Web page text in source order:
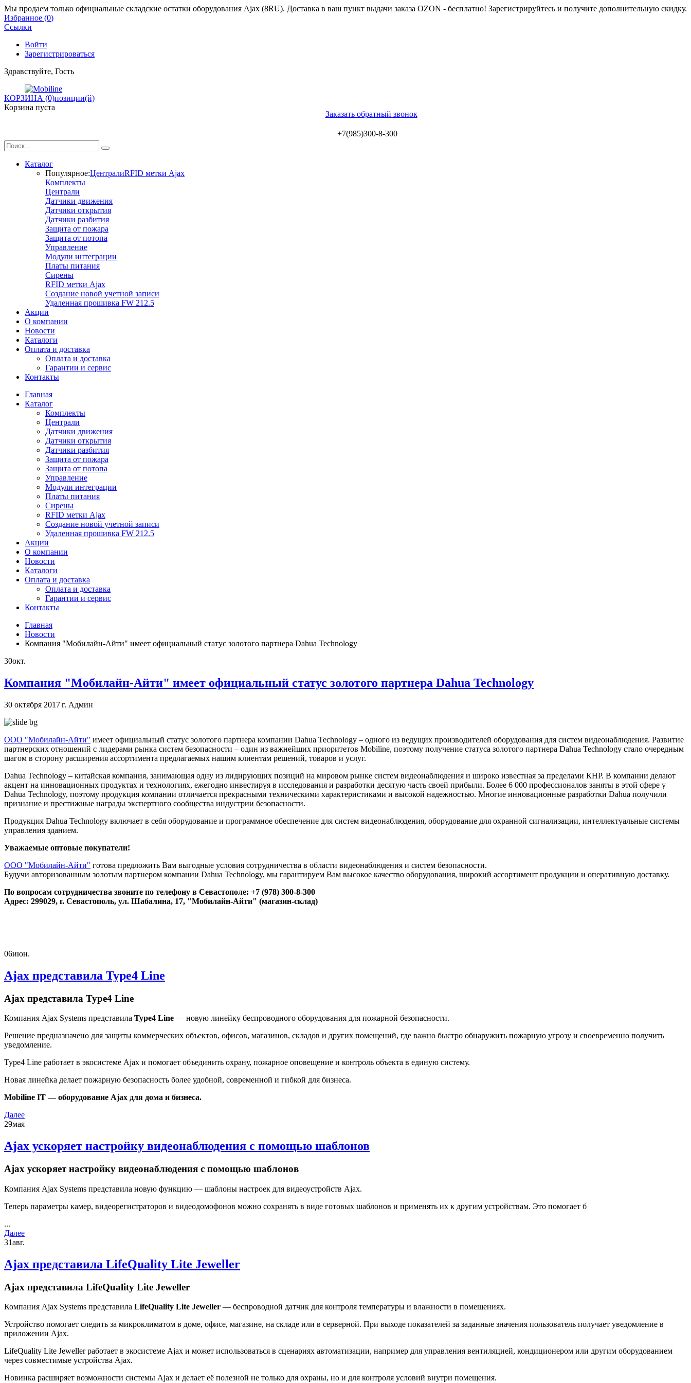
Мы продаем только официальные складские остатки оборудования Ajax (8RU). Доставка в ваш пункт выдачи заказа OZON - бесплатно! Зарегистрируйтесь и получите дополнительную скидку.
Избранное (0)
Ссылки
Войти
Зарегистрироваться
Здравствуйте, Гость
КОРЗИНА (0)позиции(й)
Корзина пуста
Заказать обратный звонок
+7(985)300-8-300
Каталог
Популярное:ЦентралиRFID метки Ajax
Комплекты
Централи
Датчики движения
Датчики открытия
Датчики разбития
Защита от пожара
Защита от потопа
Управление
Модули интеграции
Платы питания
Сирены
RFID метки Ajax
Создание новой учетной записи
Удаленная прошивка FW 212.5
Акции
О компании
Новости
Каталоги
Оплата и доставка
Оплата и доставка
Гарантии и сервис
Контакты
Главная
Каталог
Комплекты
Централи
Датчики движения
Датчики открытия
Датчики разбития
Защита от пожара
Защита от потопа
Управление
Модули интеграции
Платы питания
Сирены
RFID метки Ajax
Создание новой учетной записи
Удаленная прошивка FW 212.5
Акции
О компании
Новости
Каталоги
Оплата и доставка
Оплата и доставка
Гарантии и сервис
Контакты
Главная
Новости
Компания "Мобилайн-Айти" имеет официальный статус золотого партнера Dahua Technology
30окт.
Компания "Мобилайн-Айти" имеет официальный статус золотого партнера Dahua Technology
30 октября 2017 г. Админ
ООО "Мобилайн-Айти" имеет официальный статус золотого партнера компании Dahua Technology – одного из ведущих производителей оборудования для систем видеонаблюдения. Развитие
партнерских отношений с лидерами рынка систем безопасности – один из важнейших приоритетов Mobiline, поэтому получение статуса золотого партнера Dahua Technology стало очередным
шагом в сторону расширения ассортимента предлагаемых нашим клиентам решений, товаров и услуг.
Dahua Technology – китайская компания, занимающая одну из лидирующих позиций на мировом рынке систем видеонаблюдения и широко известная за пределами КНР. В компании делают
акцент на инновационных продуктах и технологиях, ежегодно инвестируя в исследования и разработки десятую часть своей прибыли. Более 6 000 профессионалов заняты в этой сфере у
Dahua Technology, поэтому продукция компании отличается прекрасными техническими характеристиками и высокой надежностью. Многие инновационные разработки Dahua получили
признание и престижные награды экспертного сообщества индустрии безопасности.
Продукция Dahua Technology включает в себя оборудование и программное обеспечение для систем видеонаблюдения, оборудование для охранной сигнализации, интеллектуальные системы
управления зданием.
Уважаемые оптовые покупатели!
ООО "Мобилайн-Айти" готова предложить Вам выгодные условия сотрудничества в области видеонаблюдения и систем безопасности.
Будучи авторизованным золотым партнером компании Dahua Technology, мы гарантируем Вам высокое качество оборудования, широкий ассортимент продукции и оперативную доставку.
По вопросам сотрудничества звоните по телефону в Севастополе: +7 (978) 300-8-300
Адрес: 299029, г. Севастополь, ул. Шабалина, 17, "Мобилайн-Айти" (магазин-склад)
06июн.
Ajax представила Type4 Line
Ajax представила Type4 Line
Компания Ajax Systems представила Type4 Line — новую линейку беспроводного оборудования для пожарной безопасности.
Решение предназначено для защиты коммерческих объектов, офисов, магазинов, складов и других помещений, где важно быстро обнаружить пожарную угрозу и своевременно получить
уведомление.
Type4 Line работает в экосистеме Ajax и помогает объединить охрану, пожарное оповещение и контроль объекта в единую систему.
Новая линейка делает пожарную безопасность более удобной, современной и гибкой для бизнеса.
Mobiline IT — оборудование Ajax для дома и бизнеса.
Далее
29мая
Ajax ускоряет настройку видеонаблюдения с помощью шаблонов
Ajax ускоряет настройку видеонаблюдения с помощью шаблонов
Компания Ajax Systems представила новую функцию — шаблоны настроек для видеоустройств Ajax.
Теперь параметры камер, видеорегистраторов и видеодомофонов можно сохранять в виде готовых шаблонов и применять их к другим устройствам. Это помогает б
...
Далее
31авг.
Ajax представила LifeQuality Lite Jeweller
Ajax представила LifeQuality Lite Jeweller
Компания Ajax Systems представила LifeQuality Lite Jeweller — беспроводной датчик для контроля температуры и влажности в помещениях.
Устройство помогает следить за микроклиматом в доме, офисе, магазине, на складе или в серверной. При выходе показателей за заданные значения пользователь получает уведомление в
приложении Ajax.
LifeQuality Lite Jeweller работает в экосистеме Ajax и может использоваться в сценариях автоматизации, например для управления вентиляцией, кондиционером или другим оборудованием
через совместимые устройства Ajax.
Новинка расширяет возможности системы Ajax и делает её полезной не только для охраны, но и для контроля условий внутри помещения.